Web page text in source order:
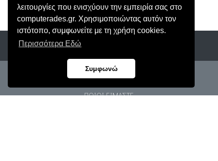
λειτουργίες που ενισχύουν την εμπειρία σας στο
computerades.gr. Χρησιμοποιώντας αυτόν τον
ιστότοπο, συμφωνείτε με τη χρήση cookies.
Περισσότερα Εδώ
Συμφωνώ
ΑρΓΕΜΗ: 62906803000
ΠΟΙΟΙ ΕΙΜΑΣΤΕ